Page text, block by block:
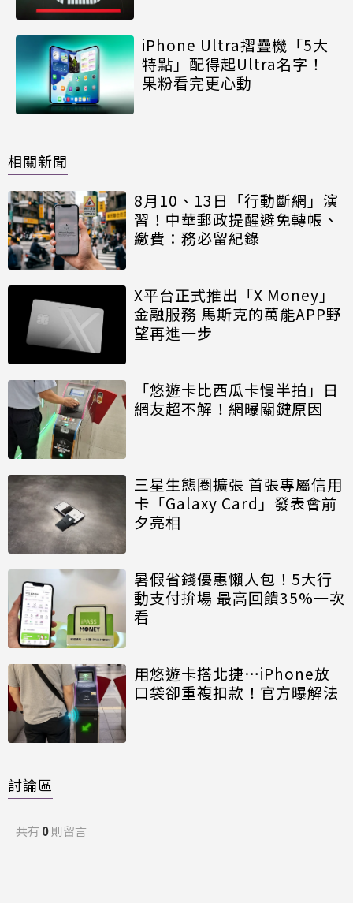
iPhone Ultra摺疊機「5大
特點」配得起Ultra名字！
果粉看完更心動
相關新聞
8月10、13日「行動斷網」演
習！中華郵政提醒避免轉帳、
繳費：務必留紀錄
X平台正式推出「X Money」
金融服務 馬斯克的萬能APP野
望再進一步
「悠遊卡比西瓜卡慢半拍」日
網友超不解！網曝關鍵原因
三星生態圈擴張 首張專屬信用
卡「Galaxy Card」發表會前
夕亮相
暑假省錢優惠懶人包！5大行
動支付拚場 最高回饋35%一次
看
用悠遊卡搭北捷…iPhone放
口袋卻重複扣款！官方曝解法
討論區
共有 0則留言